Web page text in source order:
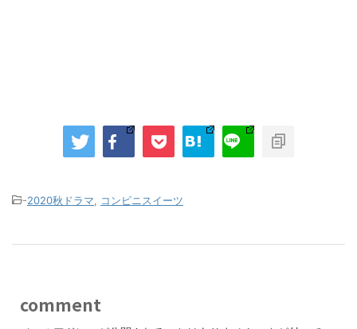
-2020秋ドラマ コンビニスイーツ
comment